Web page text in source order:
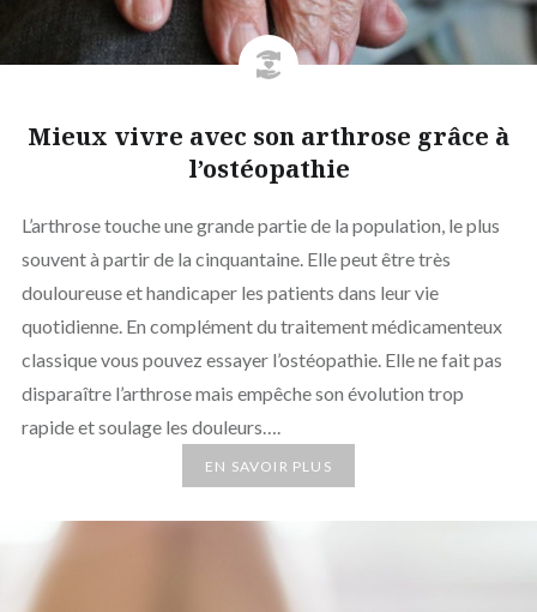
Mieux vivre avec son arthrose grâce à
l’ostéopathie
L’arthrose touche une grande partie de la population, le plus
souvent à partir de la cinquantaine. Elle peut être très
douloureuse et handicaper les patients dans leur vie
quotidienne. En complément du traitement médicamenteux
classique vous pouvez essayer l’ostéopathie. Elle ne fait pas
disparaître l’arthrose mais empêche son évolution trop
rapide et soulage les douleurs….
EN SAVOIR PLUS